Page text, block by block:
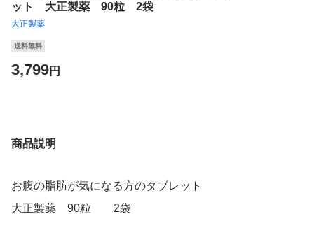
ット 大正製薬 90粒 2袋
大正製薬
送料無料
3,799円
商品説明
お腹の脂肪が気になる方のタブレット
大正製薬 90粒 2袋